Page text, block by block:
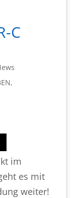
C
,
im
es mit
weiter!